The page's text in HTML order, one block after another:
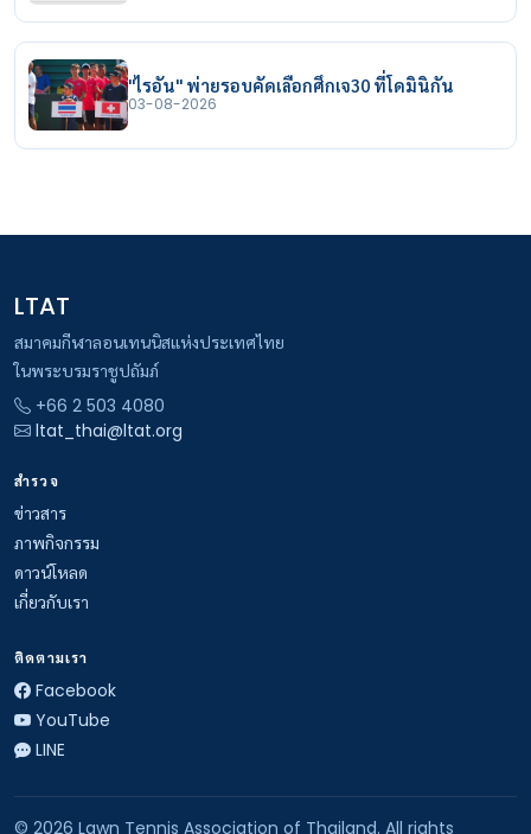
"ไรอัน" พ่ายรอบคัดเลือกศึกเจ30 ที่โดมินิกัน
03-08-2026
LTAT
สมาคมกีฬาลอนเทนนิสแห่งประเทศไทย
ในพระบรมราชูปถัมภ์
+66 2 503 4080
ltat_thai@ltat.org
สำรวจ
ข่าวสาร
ภาพกิจกรรม
ดาวน์โหลด
เกี่ยวกับเรา
ติดตามเรา
Facebook
YouTube
LINE
© 2026 Lawn Tennis Association of Thailand. All rights